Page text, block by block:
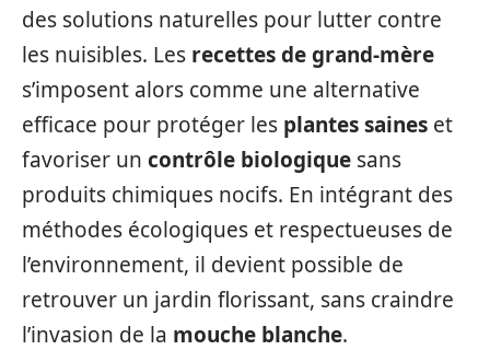
des solutions naturelles pour lutter contre
les nuisibles. Les recettes de grand-mère
s’imposent alors comme une alternative
efficace pour protéger les plantes saines et
favoriser un contrôle biologique sans
produits chimiques nocifs. En intégrant des
méthodes écologiques et respectueuses de
l’environnement, il devient possible de
retrouver un jardin florissant, sans craindre
l’invasion de la mouche blanche.